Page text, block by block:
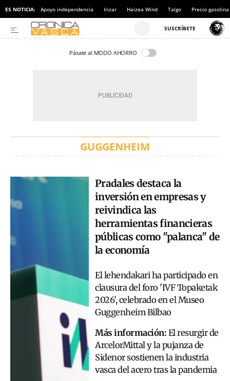
ES NOTICIA: Apoyo independencia Irizar Haizea Wind Talgo Precio gasolina
Pásate al MODO AHORRO
GUGGENHEIM
Pradales destaca la
inversión en empresas y
reivindica las
herramientas financieras
públicas como "palanca" de
la economía
El lehendakari ha participado en
clausura del foro 'IVF Topaketak
2026', celebrado en el Museo
Guggenheim Bilbao
Más información:El resurgir de
ArcelorMittal y la pujanza de
Sidenor sostienen la industria
vasca del acero tras la pandemia